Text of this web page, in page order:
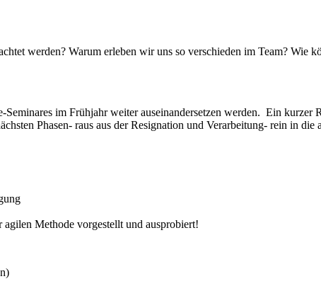
werden? Warum erleben wir uns so verschieden im Team? Wie
im Frühjahr weiter auseinandersetzen werden. Ein
Phasen- raus aus der Resignation und Verarbeitung- rein in
Methode vorgestellt und ausprobiert!